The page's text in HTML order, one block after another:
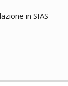
in SIAS